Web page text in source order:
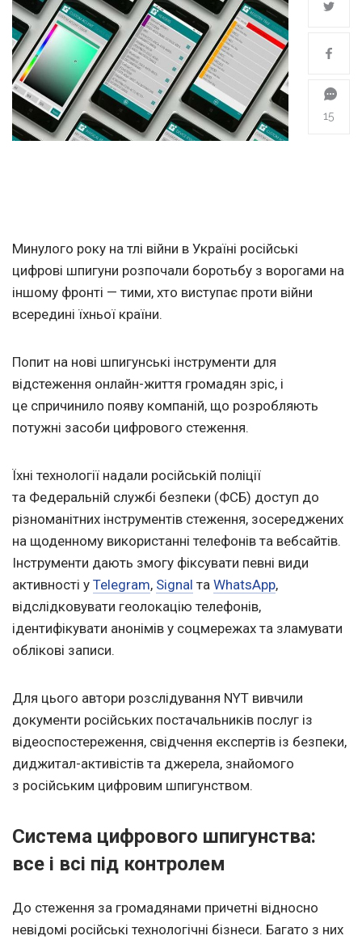
15
Минулого року на тлі війни в Україні російські
цифрові шпигуни розпочали боротьбу з ворогами на
іншому фронті — тими, хто виступає проти війни
всередині їхньої країни.
Попит на нові шпигунські інструменти для
відстеження онлайн-життя громадян зріс, і
це спричинило появу компаній, що розробляють
потужні засоби цифрового стеження.
Їхні технології надали російській поліції
та Федеральній службі безпеки (ФСБ) доступ до
різноманітних інструментів стеження, зосереджених
на щоденному використанні телефонів та вебсайтів.
Інструменти дають змогу фіксувати певні види
активності у Telegram, Signal та WhatsApp,
відслідковувати геолокацію телефонів,
ідентифікувати анонімів у соцмережах та зламувати
облікові записи.
Для цього автори розслідування NYT вивчили
документи російських постачальників послуг із
відеоспостереження, свідчення експертів із безпеки,
диджитал-активістів та джерела, знайомого
з російським цифровим шпигунством.
Система цифрового шпигунства:
все і всі під контролем
До стеження за громадянами причетні відносно
невідомі російські технологічні бізнеси. Багато з них